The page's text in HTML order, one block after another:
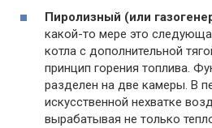
Пиролизный (или
какой-то мере это
котла с дополнительной
принцип горения топлива.
разделен на две камеры. В
искусственной нехватке
вырабатывая не только